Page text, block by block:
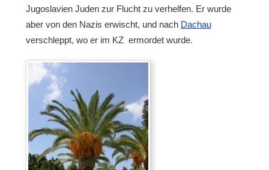
Jugoslavien Juden zur Flucht zu verhelfen. Er wurde
aber von den Nazis erwischt, und nach Dachau
verschleppt, wo er im KZ ermordet wurde.